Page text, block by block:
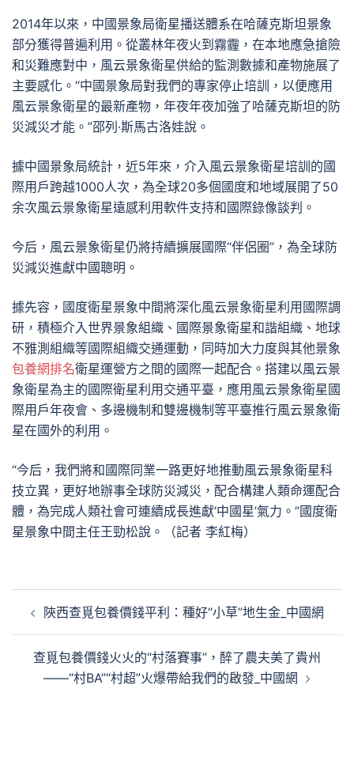
2014年以來，中國景象局衛星播送體系在哈薩克斯坦景象
部分獲得普遍利用。從叢林年夜火到霧霾，在本地應急搶險
和災難應對中，風云景象衛星供給的監測數據和產物施展了
主要感化。“中國景象局對我們的專家停止培訓，以便應用
風云景象衛星的最新產物，年夜年夜加強了哈薩克斯坦的防
災減災才能。”邵列·斯馬古洛娃說。
據中國景象局統計，近5年來，介入風云景象衛星培訓的國
際用戶跨越1000人次，為全球20多個國度和地域展開了50
余次風云景象衛星遠感利用軟件支持和國際錄像談判。
今后，風云景象衛星仍將持續擴展國際“伴侶圈”，為全球防
災減災進獻中國聰明。
據先容，國度衛星景象中間將深化風云景象衛星利用國際調
研，積極介入世界景象組織、國際景象衛星和諧組織、地球
不雅測組織等國際組織交通運動，同時加大力度與其他景象
包養網排名衛星運營方之間的國際一起配合。搭建以風云景
象衛星為主的國際衛星利用交通平臺，應用風云景象衛星國
際用戶年夜會、多邊機制和雙邊機制等平臺推行風云景象衛
星在國外的利用。
“今后，我們將和國際同業一路更好地推動風云景象衛星科
技立異，更好地辦事全球防災減災，配合構建人類命運配合
體，為完成人類社會可連續成長進獻‘中國星’氣力。”國度衛
星景象中間主任王勁松說。（記者 李紅梅）
陜西查覓包養價錢平利：種好“小草”地生金_中國網
查覓包養價錢火火的“村落賽事”，醉了農夫美了貴州
——“村BA”“村超”火爆帶給我們的啟發_中國網